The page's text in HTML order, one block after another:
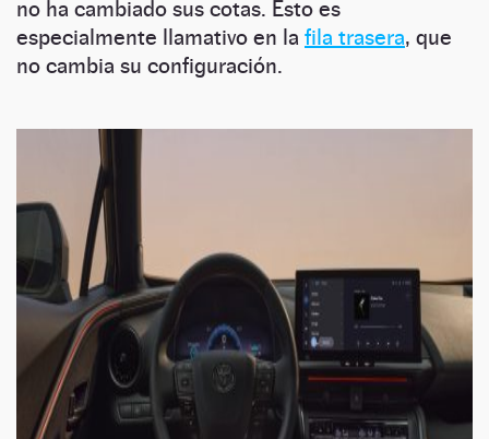
no ha cambiado sus cotas. Esto es
especialmente llamativo en la fila trasera, que
no cambia su configuración.